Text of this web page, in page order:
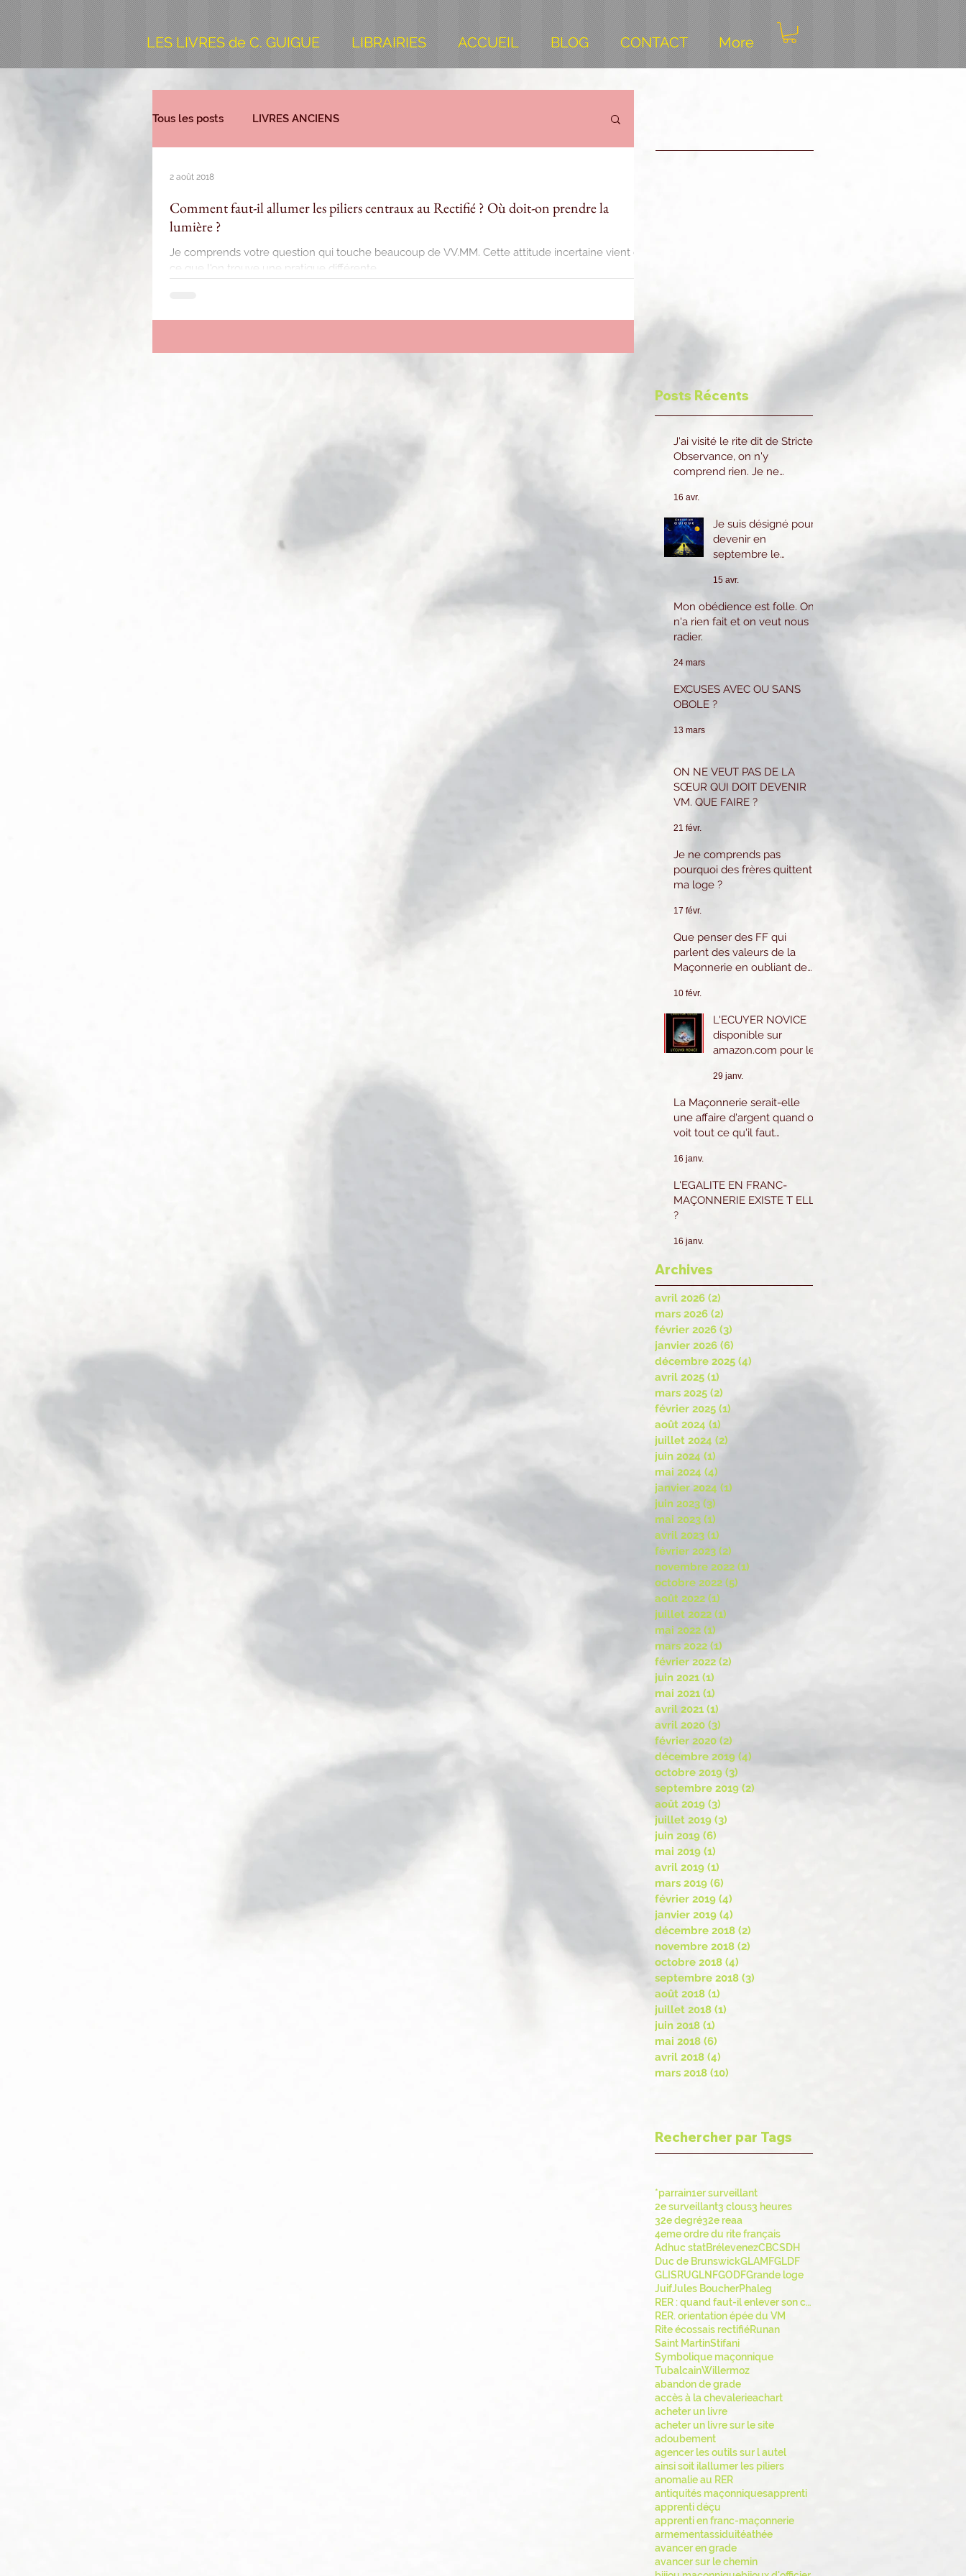
LES LIVRES de C. GUIGUE LIBRAIRIES ACCUEIL BLOG CONTACT More
Tous les posts LIVRES ANCIENS
Comment faut-il allumer les piliers centraux au Rectifié ? Où doit-on prendre la
lumière ?
Je comprends votre question qui touche beaucoup de VV.MM. Cette attitude incertaine vient de
ce que l'on trouve une pratique différente...
2 août 2018
Posts Récents
J'ai visité le rite dit de Stricte
Observance, on n'y
comprend rien. Je ne
16 avr.
Je suis désigné pour
devenir en
septembre le
Surveillant cela
m'inquiète beaucoup
car je n'ai pas le
savoir ni l'expérience
15 avr.
Mon obédience est folle. On
n'a rien fait et on veut nous
radier.
24 mars
EXCUSES AVEC OU SANS
OBOLE ?
13 mars
ON NE VEUT PAS DE LA
SŒUR QUI DOIT DEVENIR
VM. QUE FAIRE ?
21 févr.
Je ne comprends pas
pourquoi des frères quittent
ma loge ?
17 févr.
Que penser des FF qui
parlent des valeurs de la
Maçonnerie en oubliant de
10 févr.
L'ECUYER NOVICE
disponible sur
amazon.com pour le
Sur amazon.fr ou
Amazon.be pour la
France et l'Europe.
29 janv.
La Maçonnerie serait-elle
une affaire d'argent quand on
voit tout ce qu'il faut
16 janv.
L'EGALITE EN FRANC-
MAÇONNERIE EXISTE T ELLE
?
16 janv.
Archives
avril 2026 (2)
mars 2026 (2)
février 2026 (3)
janvier 2026 (6)
décembre 2025 (4)
avril 2025 (1)
mars 2025 (2)
février 2025 (1)
août 2024 (1)
juillet 2024 (2)
juin 2024 (1)
mai 2024 (4)
janvier 2024 (1)
juin 2023 (3)
mai 2023 (1)
avril 2023 (1)
février 2023 (2)
novembre 2022 (1)
octobre 2022 (5)
août 2022 (1)
juillet 2022 (1)
mai 2022 (1)
mars 2022 (1)
février 2022 (2)
juin 2021 (1)
mai 2021 (1)
avril 2021 (1)
avril 2020 (3)
février 2020 (2)
décembre 2019 (4)
octobre 2019 (3)
septembre 2019 (2)
août 2019 (3)
juillet 2019 (3)
juin 2019 (6)
mai 2019 (1)
avril 2019 (1)
mars 2019 (6)
février 2019 (4)
janvier 2019 (4)
décembre 2018 (2)
novembre 2018 (2)
octobre 2018 (4)
septembre 2018 (3)
août 2018 (1)
juillet 2018 (1)
juin 2018 (1)
mai 2018 (6)
avril 2018 (4)
mars 2018 (10)
Rechercher par Tags
*parrain1er surveillant
2e surveillant3 clous3 heures
32e degré32e reaa
4eme ordre du rite français
Adhuc statBrélevenezCBCSDH
Duc de BrunswickGLAMFGLDF
GLISRUGLNFGODFGrande loge
JuifJules BoucherPhaleg
RER : quand faut-il enlever son chapeau ?
RER. orientation épée du VM
Rite écossais rectifiéRunan
Saint MartinStifani
Symbolique maçonnique
TubalcainWillermoz
abandon de grade
accès à la chevalerieachart
acheter un livre
acheter un livre sur le site
adoubement
agencer les outils sur l autel
ainsi soit ilallumer les piliers
anomalie au RER
antiquités maçonniquesapprenti
apprenti déçu
apprenti en franc-maçonnerie
armementassiduitéathée
avancer en grade
avancer sur le chemin